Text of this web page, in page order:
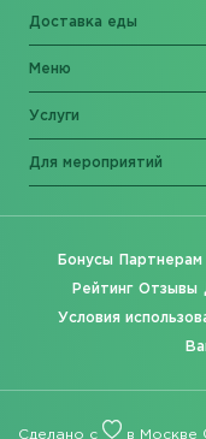
Доставка еды
Меню
Услуги
Для мероприятий
Бонусы Партнерам
Рейтинг Отзывы
Условия
Сделано с в Москве